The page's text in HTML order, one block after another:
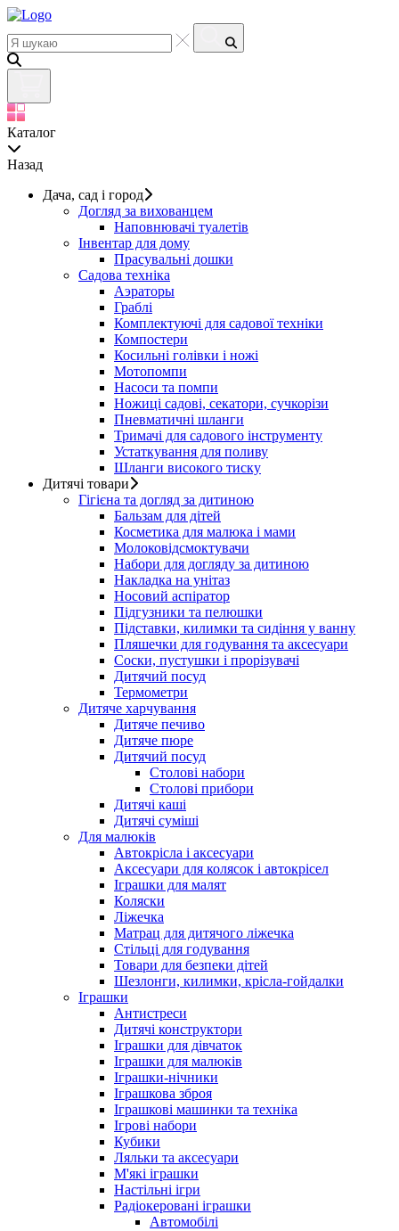
Каталог
Назад
Дача, сад і город
Догляд за вихованцем
Наповнювачі туалетів
Інвентар для дому
Прасувальні дошки
Садова техніка
Аэраторы
Граблі
Комплектуючі для садової техніки
Компостери
Косильні голівки і ножі
Мотопомпи
Насоси та помпи
Ножиці садові, секатори, сучкорізи
Пневматичні шланги
Тримачі для садового інструменту
Устаткування для поливу
Шланги високого тиску
Дитячі товари
Гігієна та догляд за дитиною
Бальзам для дітей
Косметика для малюка і мами
Молоковідсмоктувачи
Набори для догляду за дитиною
Накладка на унітаз
Носовий аспіратор
Підгузники та пелюшки
Підставки, килимки та сидіння у ванну
Пляшечки для годування та аксесуари
Соски, пустушки і прорізувачі
Дитячий посуд
Термометри
Дитяче харчування
Дитяче печиво
Дитяче пюре
Дитячий посуд
Столові набори
Столові прибори
Дитячі каші
Дитячі суміші
Для малюків
Автокрісла і аксесуари
Аксесуари для колясок і автокрісел
Іграшки для малят
Коляски
Ліжечка
Матрац для дитячого ліжечка
Стільці для годування
Товари для безпеки дітей
Шезлонги, килимки, крісла-гойдалки
Іграшки
Антистреси
Дитячі конструктори
Іграшки для дівчаток
Іграшки для малюків
Іграшки-нічники
Іграшкова зброя
Іграшкові машинки та техніка
Ігрові набори
Кубики
Ляльки та аксесуари
М'які іграшки
Настільні ігри
Радіокеровані іграшки
Автомобілі